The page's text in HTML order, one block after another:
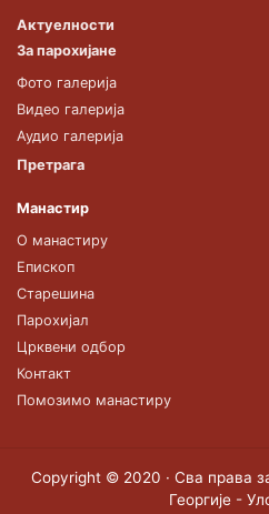
Актуелности
За парохијане
Фото галерија
Видео галерија
Аудио галерија
Претрага
Манастир
О манастиру
Епископ
Старешина
Парохијал
Црквени одбор
Контакт
Помозимо манастиру
Copyright © 2020 · Сва права
Георгије -